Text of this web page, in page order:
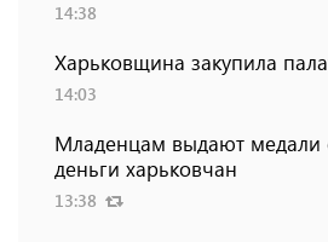
14:38
Харьковщина закупила
14:03
Младенцам выдают медали
деньги харьковчан
13:38